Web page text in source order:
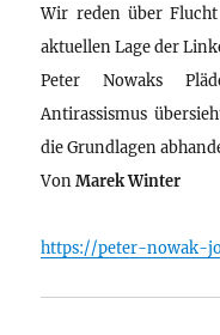
Wir reden über
aktuellen Lage der
Peter Nowaks
Antirassismus
die Grundlagen
VonMarek Winter
https://peter-nowak-